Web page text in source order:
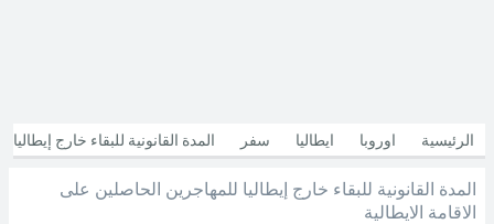
الرئيسية اوروبا ايطاليا سفر المدة القانونية للبقاء خارج إيطاليا
للمهاجرين الحاصلين على الاقامة الايطالية
المدة القانونية للبقاء خارج إيطاليا للمهاجرين الحاصلين على
الاقامة الايطالية